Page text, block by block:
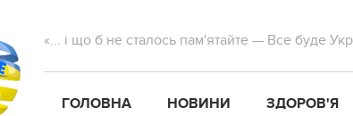
«... і що б не сталось пам'ятайте — Все буде
ГОЛОВНА НОВИНИ ЗДОРОВ'Я